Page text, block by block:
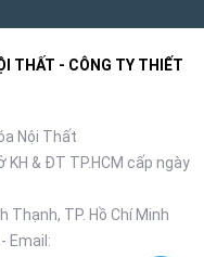
THẤT - CÔNG TY THIẾT
Nội Thất
& ĐT TP.HCM cấp ngày
Thạnh, TP. Hồ Chí Minh
- Email: